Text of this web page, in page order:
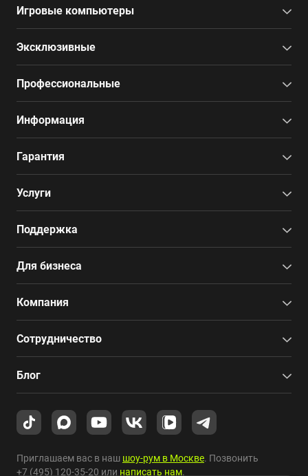
Игровые компьютеры
Эксклюзивные
Профессиональные
Информация
Гарантия
Услуги
Поддержка
Для бизнеса
Компания
Сотрудничество
Блог
Приглашаем вас в наш шоу-рум в Москве. Позвонить
+7 (495) 120-35-20 или написать нам.